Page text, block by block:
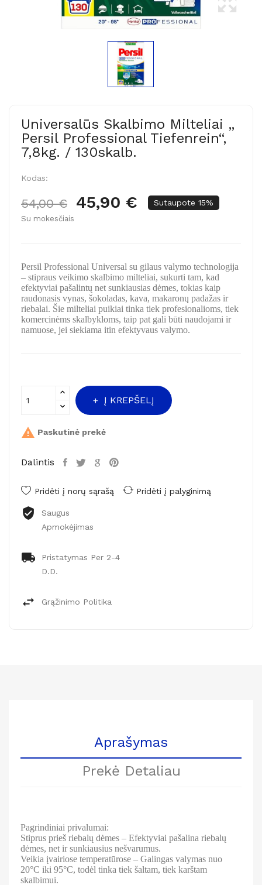
Universalūs Skalbimo Milteliai „
Persil Professional Tiefenrein“,
7,8kg. / 130skalb.
Kodas:
54,00 € 45,90 € Sutaupote 15%
Su mokesčiais
Persil Professional Universal su gilaus valymo technologija
– stipraus veikimo skalbimo milteliai, sukurti tam, kad
efektyviai pašalintų net sunkiausias dėmes, tokias kaip
raudonasis vynas, šokoladas, kava, makaronų padažas ir
riebalai. Šie milteliai puikiai tinka tiek profesionalioms, tiek
komercinėms skalbykloms, taip pat gali būti naudojami ir
namuose, jei siekiama itin efektyvaus valymo.
Į KREPŠELĮ
 Paskutinė prekė
Dalintis
Pridėti į norų sąrašą Pridėti į palyginimą
Saugus
Apmokėjimas
Pristatymas Per 2-4
D.d.
Grąžinimo Politika
Aprašymas
Prekė Detaliau
Pagrindiniai privalumai:
Stiprus prieš riebalų dėmes – Efektyviai pašalina riebalų
dėmes, net ir sunkiausius nešvarumus.
Veikia įvairiose temperatūrose – Galingas valymas nuo
20°C iki 95°C, todėl tinka tiek šaltam, tiek karštam
skalbimui.